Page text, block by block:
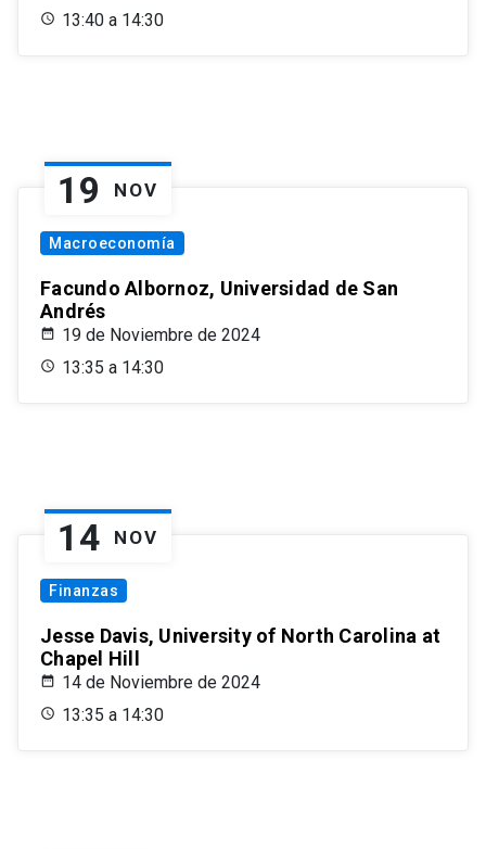
13:40 a 14:30
19 NOV
Macroeconomía
Facundo Albornoz, Universidad de San
Andrés
19 de Noviembre de 2024
13:35 a 14:30
14 NOV
Finanzas
Jesse Davis, University of North Carolina at
Chapel Hill
14 de Noviembre de 2024
13:35 a 14:30